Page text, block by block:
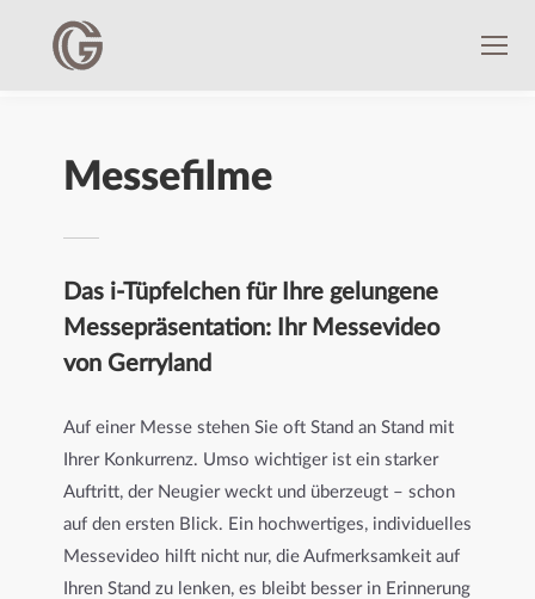
Messefilme
Das i-Tüpfelchen für Ihre gelungene
Messepräsentation: Ihr Messevideo
von Gerryland
Auf einer Messe stehen Sie oft Stand an Stand mit
Ihrer Konkurrenz. Umso wichtiger ist ein starker
Auftritt, der Neugier weckt und überzeugt – schon
auf den ersten Blick. Ein hochwertiges, individuelles
Messevideo hilft nicht nur, die Aufmerksamkeit auf
Ihren Stand zu lenken, es bleibt besser in Erinnerung